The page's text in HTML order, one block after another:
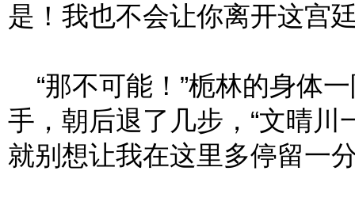
是！我也不会让你离开这宫
“那不可能！”栀林的身体
手，朝后退了几步，“文晴
就别想让我在这里多停留一